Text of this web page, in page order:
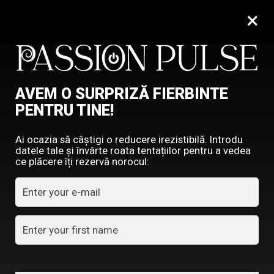
POVESTI EROTICE
EPISODUL 2 – NOAPTEA
CARE SCHIMBĂ REGULILE
ADMIN
Ușa bibliotecii s-a închis în urma lor fără zgomot.
×
AVEM O SURPRIZĂ FIERBINTE
PENTRU TINE!
Ai ocazia să câștigi o reducere irezistibilă. Introdu
datele tale și învârte roata tentațiilor pentru a vedea
ce plăcere îți rezervă norocul: